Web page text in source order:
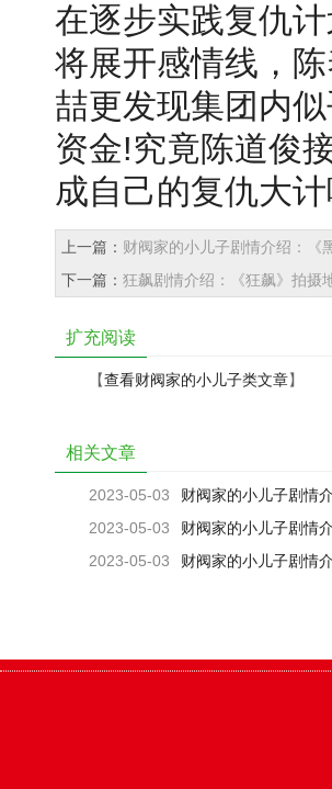
在逐步实践复仇
将展开感情线，
喆更发现集团内
资金!究竟陈道俊
成自己的复仇大
上一篇： 财阀家的小儿子剧情介绍：《
下一篇： 狂飙剧情介绍：《狂飙》拍摄
扩充阅读
【查看财阀家的小儿子类文章】
相关文章
2023-05-03
财阀家的小儿子剧情
2023-05-03
财阀家的小儿子剧情
《财阀家的小儿子》热度更高，宋
2023-05-03
财阀家的小儿子剧情